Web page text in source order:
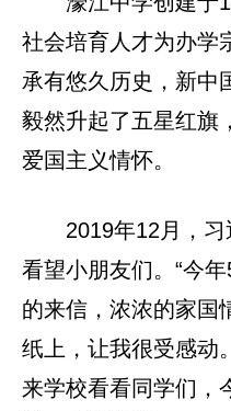
社会培育人才为办学
承有悠久历史，新中
毅然升起了五星红旗
爱国主义情怀。
2019年12月，
看望小朋友们。“今
的来信，浓浓的家国
纸上，让我很受感动
来学校看看同学们，